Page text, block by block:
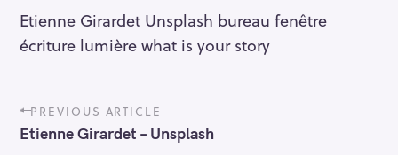
Etienne Girardet Unsplash bureau fenêtre
écriture lumière what is your story
P
o
s
PREVIOUS ARTICLE
Etienne Girardet – Unsplash